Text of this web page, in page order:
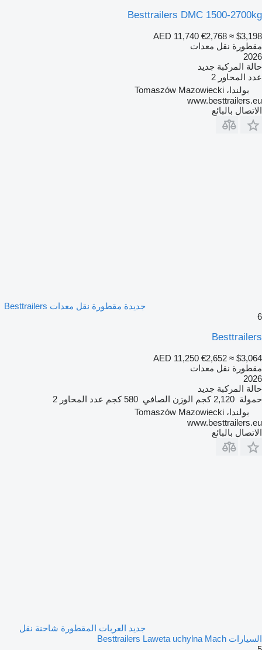
Besttrailers DMC 1500-2700kg
AED 11,740 €2,768 ≈ $3,198
مقطورة نقل معدات
2026
حالة المركبة جديد
عدد المحاور 2
بولندا، Tomaszów Mazowiecki
www.besttrailers.eu
الاتصال بالبائع
جديدة مقطورة نقل معدات Besttrailers
6
Besttrailers
AED 11,250 €2,652 ≈ $3,064
مقطورة نقل معدات
2026
حالة المركبة جديد
حمولة 2,120 كجم الوزن الصافي 580 كجم عدد المحاور 2
بولندا، Tomaszów Mazowiecki
www.besttrailers.eu
الاتصال بالبائع
جديد العربات المقطورة شاحنة نقل
السيارات Besttrailers Laweta uchylna Mach